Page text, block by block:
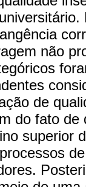
não
de
do fato
superior